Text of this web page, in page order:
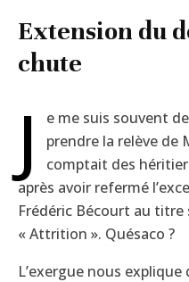
Extension du
chute
J
e me suis souvent
prendre la relève de
comptait des
après avoir refermé
Frédéric Bécourt au titre
« Attrition ». Quésaco ?
L’exergue nous explique